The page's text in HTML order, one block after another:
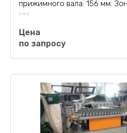
прижимного вала: 156 мм.
мм.
Полуавтоматическая
1400x1200предназначена
посредством переноса с
Цена
по запросу